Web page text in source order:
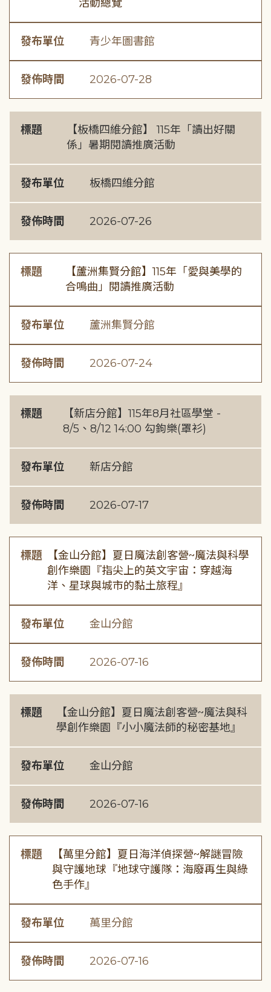
活動總覽
發布單位 青少年圖書館
發佈時間 2026-07-28
標題
【板橋四維分館】 115年「讀出好關
係」暑期閱讀推廣活動
發布單位 板橋四維分館
發佈時間 2026-07-26
標題
【蘆洲集賢分館】115年「愛與美學的
合鳴曲」閱讀推廣活動
發布單位 蘆洲集賢分館
發佈時間 2026-07-24
標題
【新店分館】115年8月社區學堂 -
8/5、8/12 14:00 勾鉤樂(罩衫)
發布單位 新店分館
發佈時間 2026-07-17
標題
【金山分館】夏日魔法創客營~魔法與科學
創作樂園『指尖上的英文宇宙：穿越海
洋、星球與城市的黏土旅程』
發布單位 金山分館
發佈時間 2026-07-16
標題
【金山分館】夏日魔法創客營~魔法與科
學創作樂園『小小魔法師的秘密基地』
發布單位 金山分館
發佈時間 2026-07-16
標題
【萬里分館】夏日海洋偵探營~解謎冒險
與守護地球『地球守護隊：海廢再生與綠
色手作』
發布單位 萬里分館
發佈時間 2026-07-16